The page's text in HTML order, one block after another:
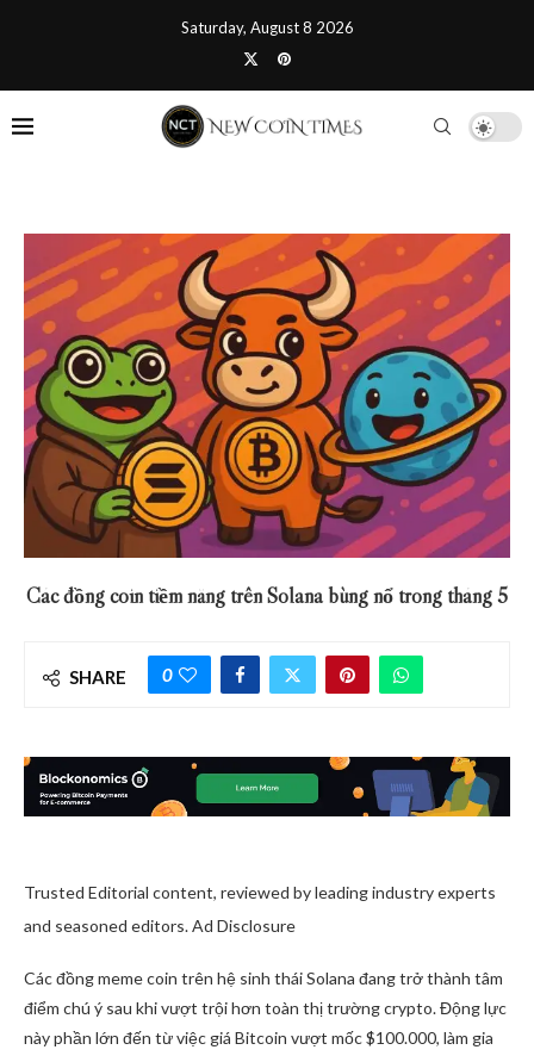
Saturday, August 8 2026
Các đồng coin tiềm năng trên Solana bùng nổ trong tháng 5
SHARE 0
Trusted Editorial content, reviewed by leading industry experts
and seasoned editors. Ad Disclosure
Các đồng meme coin trên hệ sinh thái Solana đang trở thành tâm
điểm chú ý sau khi vượt trội hơn toàn thị trường crypto. Động lực
này phần lớn đến từ việc giá Bitcoin vượt mốc $100.000, làm gia